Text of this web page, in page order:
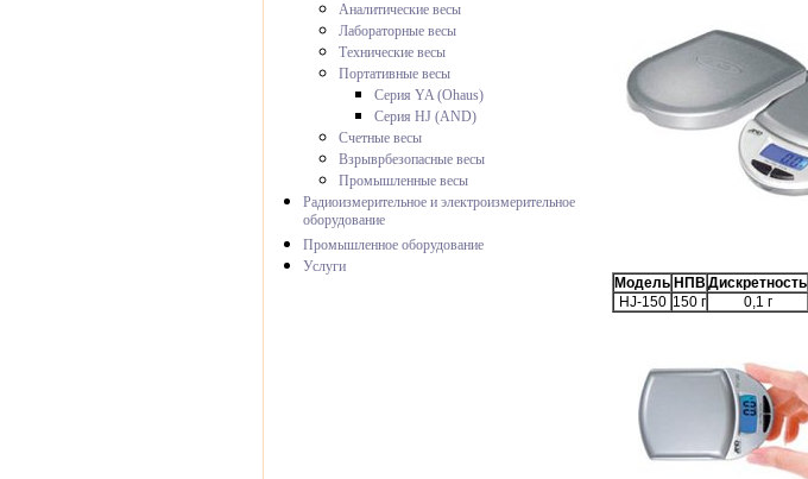
Аналитические весы
Лабораторные весы
Технические весы
Портативные весы
Серия YA (Ohaus)
Серия HJ (AND)
Счетные весы
Взрыврбезопасные весы
Промышленные весы
Радиоизмерительное и электроизмерительное
оборудование
Промышленное оборудование
Услуги
Модель НПВ Дискретность
HJ-150 150 г 0,1 г